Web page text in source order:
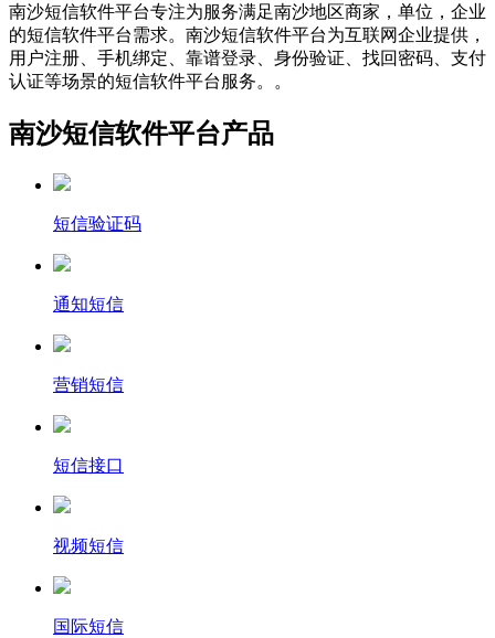
南沙短信软件平台专注为服务满足南沙地区商家，单位，企业
的短信软件平台需求。南沙短信软件平台为互联网企业提供，
用户注册、手机绑定、靠谱登录、身份验证、找回密码、支付
认证等场景的短信软件平台服务。。
南沙短信软件平台产品
短信验证码
通知短信
营销短信
短信接口
视频短信
国际短信